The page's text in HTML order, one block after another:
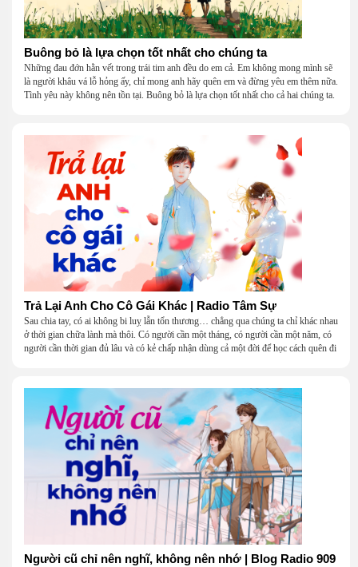
Buông bỏ là lựa chọn tốt nhất cho chúng ta
Những đau đớn hằn vết trong trái tim anh đều do em cả. Em không mong mình sẽ
là người khâu vá lỗ hỏng ấy, chỉ mong anh hãy quên em và đừng yêu em thêm nữa.
Tình yêu này không nên tồn tại. Buông bỏ là lựa chọn tốt nhất cho cả hai chúng ta.
Trả Lại Anh Cho Cô Gái Khác | Radio Tâm Sự
Sau chia tay, có ai không bi luỵ lẫn tổn thương… chẳng qua chúng ta chỉ khác nhau
ở thời gian chữa lành mà thôi. Có người cần một tháng, có người cần một năm, có
người cần thời gian đủ lâu và có kẻ chấp nhận dùng cả một đời để học cách quên đi
Người cũ chỉ nên nghĩ, không nên nhớ | Blog Radio 909